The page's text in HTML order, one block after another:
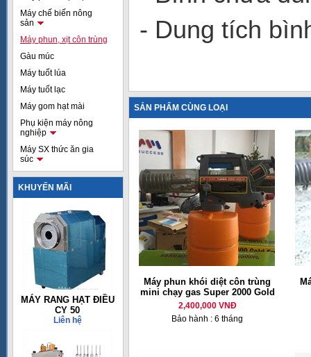
Máy chế biến nông
sản
Máy phun, xịt côn trùng
Gàu múc
Máy tuốt lúa
Máy tuốt lạc
Máy gom hạt mài
Phụ kiện máy nông
nghiệp
Máy SX thức ăn gia
súc
KHUYẾN MÃI
MÁY RANG HẠT ĐIỀU
CY 50
Liên hệ
- Dung tích
SẢN PHẨM CÙNG LOẠI
Máy phun khói diệt côn trùng
mini chạy gas Super 2000 Gold
2,400,000 VNĐ
Bảo hành : 6 tháng